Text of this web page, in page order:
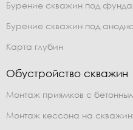
Бурение скважин под
Бурение скважин под
Карта глубин
Обустройство скважин
Монтаж приямков с
Монтаж кессона на